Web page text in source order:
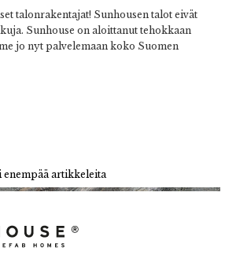
talonrakentajat! Sunhousen talot eivät
Sunhouse on aloittanut tehokkaan
jo nyt palvelemaan koko Suomen
enempää artikkeleita